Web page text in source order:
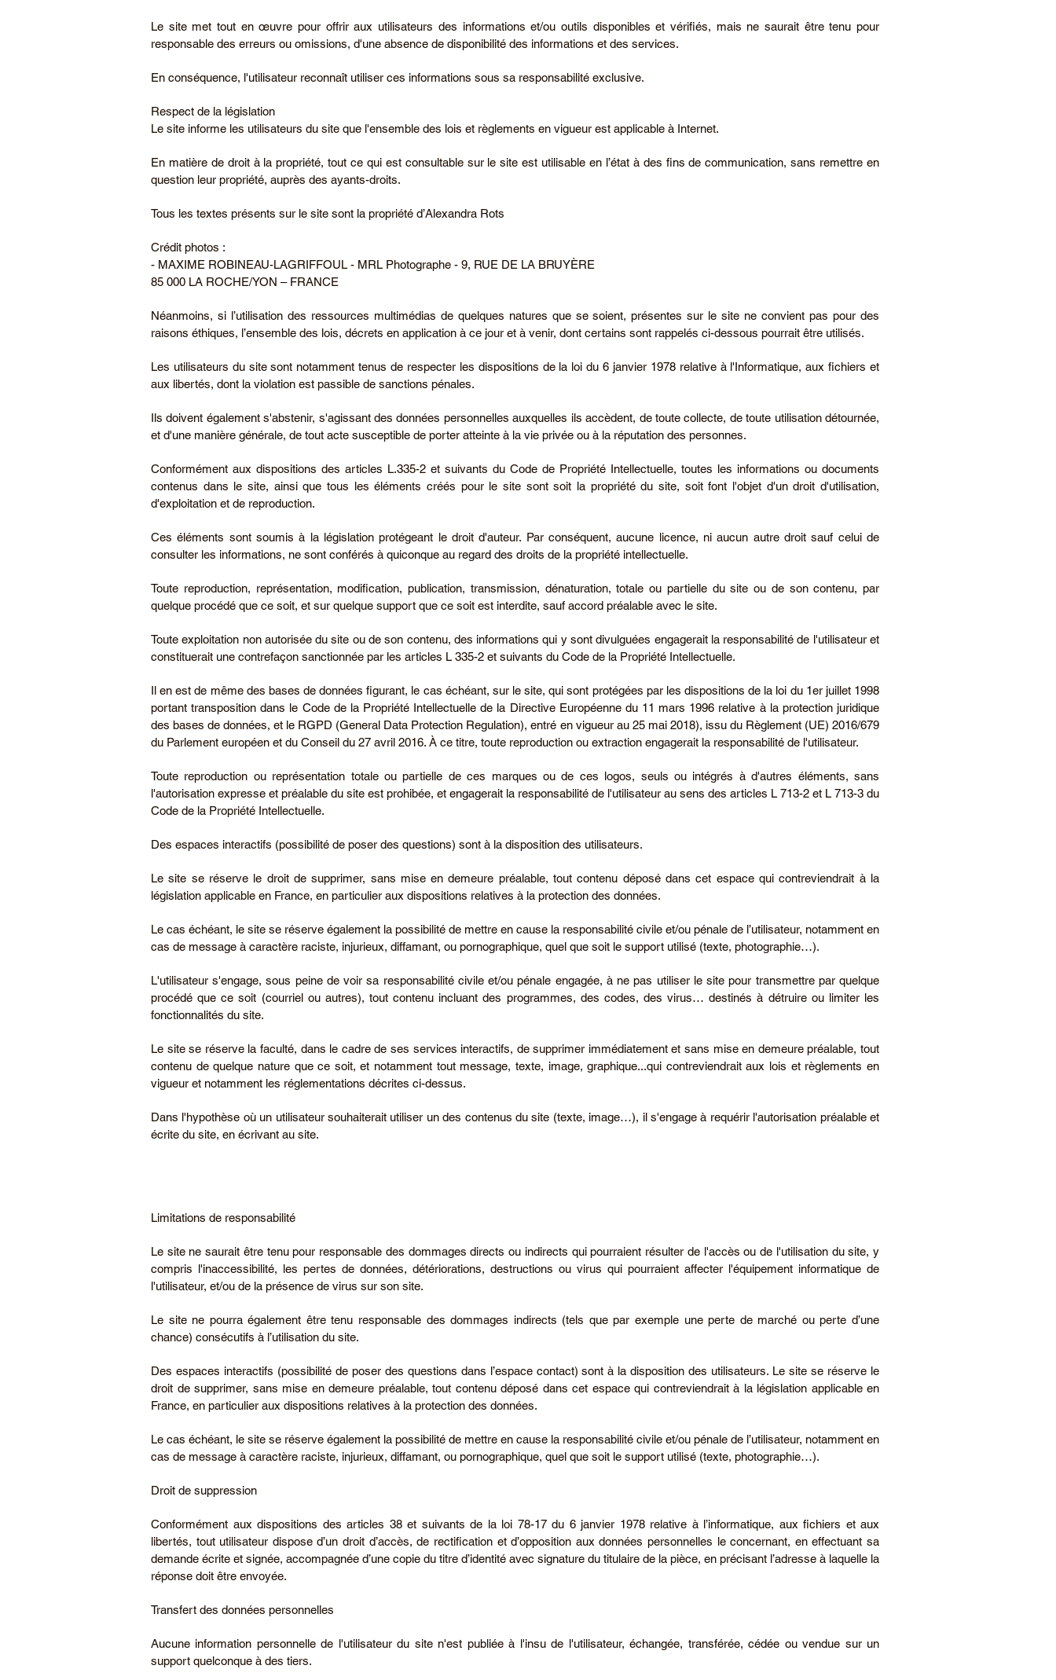
Le site met tout en œuvre pour offrir aux utilisateurs des informations et/ou outils disponibles et vérifiés, mais ne saurait être tenu pour
responsable des erreurs ou omissions, d'une absence de disponibilité des informations et des services.
En conséquence, l'utilisateur reconnaît utiliser ces informations sous sa responsabilité exclusive.
Respect de la législation
Le site informe les utilisateurs du site que l'ensemble des lois et règlements en vigueur est applicable à Internet.
En matière de droit à la propriété, tout ce qui est consultable sur le site est utilisable en l’état à des fins de communication, sans remettre en
question leur propriété, auprès des ayants-droits.
Tous les textes présents sur le site sont la propriété d’Alexandra Rots
Crédit photos :
- MAXIME ROBINEAU-LAGRIFFOUL - MRL Photographe - 9, RUE DE LA BRUYÈRE
85 000 LA ROCHE/YON – FRANCE
Néanmoins, si l’utilisation des ressources multimédias de quelques natures que se soient, présentes sur le site ne convient pas pour des
raisons éthiques, l’ensemble des lois, décrets en application à ce jour et à venir, dont certains sont rappelés ci-dessous pourrait être utilisés.
Les utilisateurs du site sont notamment tenus de respecter les dispositions de la loi du 6 janvier 1978 relative à l'Informatique, aux fichiers et
aux libertés, dont la violation est passible de sanctions pénales.
Ils doivent également s'abstenir, s'agissant des données personnelles auxquelles ils accèdent, de toute collecte, de toute utilisation détournée,
et d'une manière générale, de tout acte susceptible de porter atteinte à la vie privée ou à la réputation des personnes.
Conformément aux dispositions des articles L.335-2 et suivants du Code de Propriété Intellectuelle, toutes les informations ou documents
contenus dans le site, ainsi que tous les éléments créés pour le site sont soit la propriété du site, soit font l'objet d'un droit d'utilisation,
d'exploitation et de reproduction.
Ces éléments sont soumis à la législation protégeant le droit d'auteur. Par conséquent, aucune licence, ni aucun autre droit sauf celui de
consulter les informations, ne sont conférés à quiconque au regard des droits de la propriété intellectuelle.
Toute reproduction, représentation, modification, publication, transmission, dénaturation, totale ou partielle du site ou de son contenu, par
quelque procédé que ce soit, et sur quelque support que ce soit est interdite, sauf accord préalable avec le site.
Toute exploitation non autorisée du site ou de son contenu, des informations qui y sont divulguées engagerait la responsabilité de l'utilisateur et
constituerait une contrefaçon sanctionnée par les articles L 335-2 et suivants du Code de la Propriété Intellectuelle.
Il en est de même des bases de données figurant, le cas échéant, sur le site, qui sont protégées par les dispositions de la loi du 1er juillet 1998
portant transposition dans le Code de la Propriété Intellectuelle de la Directive Européenne du 11 mars 1996 relative à la protection juridique
des bases de données, et le RGPD (General Data Protection Regulation), entré en vigueur au 25 mai 2018), issu du Règlement (UE) 2016/679
du Parlement européen et du Conseil du 27 avril 2016. À ce titre, toute reproduction ou extraction engagerait la responsabilité de l'utilisateur.
Toute reproduction ou représentation totale ou partielle de ces marques ou de ces logos, seuls ou intégrés à d'autres éléments, sans
l'autorisation expresse et préalable du site est prohibée, et engagerait la responsabilité de l'utilisateur au sens des articles L 713-2 et L 713-3 du
Code de la Propriété Intellectuelle.
Des espaces interactifs (possibilité de poser des questions) sont à la disposition des utilisateurs.
Le site se réserve le droit de supprimer, sans mise en demeure préalable, tout contenu déposé dans cet espace qui contreviendrait à la
législation applicable en France, en particulier aux dispositions relatives à la protection des données.
Le cas échéant, le site se réserve également la possibilité de mettre en cause la responsabilité civile et/ou pénale de l’utilisateur, notamment en
cas de message à caractère raciste, injurieux, diffamant, ou pornographique, quel que soit le support utilisé (texte, photographie…).
L'utilisateur s'engage, sous peine de voir sa responsabilité civile et/ou pénale engagée, à ne pas utiliser le site pour transmettre par quelque
procédé que ce soit (courriel ou autres), tout contenu incluant des programmes, des codes, des virus… destinés à détruire ou limiter les
fonctionnalités du site.
Le site se réserve la faculté, dans le cadre de ses services interactifs, de supprimer immédiatement et sans mise en demeure préalable, tout
contenu de quelque nature que ce soit, et notamment tout message, texte, image, graphique...qui contreviendrait aux lois et règlements en
vigueur et notamment les réglementations décrites ci-dessus.
Dans l'hypothèse où un utilisateur souhaiterait utiliser un des contenus du site (texte, image…), il s'engage à requérir l'autorisation préalable et
écrite du site, en écrivant au site.
Limitations de responsabilité
Le site ne saurait être tenu pour responsable des dommages directs ou indirects qui pourraient résulter de l'accès ou de l'utilisation du site, y
compris l'inaccessibilité, les pertes de données, détériorations, destructions ou virus qui pourraient affecter l'équipement informatique de
l'utilisateur, et/ou de la présence de virus sur son site.
Le site ne pourra également être tenu responsable des dommages indirects (tels que par exemple une perte de marché ou perte d’une
chance) consécutifs à l’utilisation du site.
Des espaces interactifs (possibilité de poser des questions dans l’espace contact) sont à la disposition des utilisateurs. Le site se réserve le
droit de supprimer, sans mise en demeure préalable, tout contenu déposé dans cet espace qui contreviendrait à la législation applicable en
France, en particulier aux dispositions relatives à la protection des données.
Le cas échéant, le site se réserve également la possibilité de mettre en cause la responsabilité civile et/ou pénale de l’utilisateur, notamment en
cas de message à caractère raciste, injurieux, diffamant, ou pornographique, quel que soit le support utilisé (texte, photographie…).
Droit de suppression
Conformément aux dispositions des articles 38 et suivants de la loi 78-17 du 6 janvier 1978 relative à l’informatique, aux fichiers et aux
libertés, tout utilisateur dispose d’un droit d’accès, de rectification et d’opposition aux données personnelles le concernant, en effectuant sa
demande écrite et signée, accompagnée d’une copie du titre d’identité avec signature du titulaire de la pièce, en précisant l’adresse à laquelle la
réponse doit être envoyée.
Transfert des données personnelles
Aucune information personnelle de l'utilisateur du site n'est publiée à l'insu de l'utilisateur, échangée, transférée, cédée ou vendue sur un
support quelconque à des tiers.